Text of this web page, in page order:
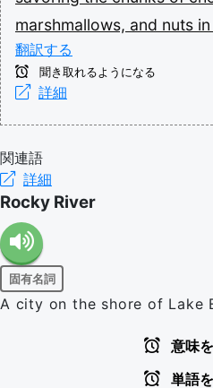
marshmallows, and nuts in
翻訳する
聞き取れるようになる
詳細
関連語
詳細
Rocky River
固有名詞
A city on the shore of Lake
意味
単語